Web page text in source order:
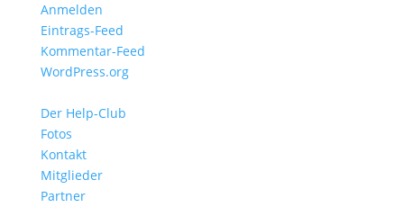
Anmelden
Eintrags-Feed
Kommentar-Feed
WordPress.org
Der Help-Club
Fotos
Kontakt
Mitglieder
Partner